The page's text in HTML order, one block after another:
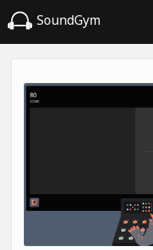
SoundGym